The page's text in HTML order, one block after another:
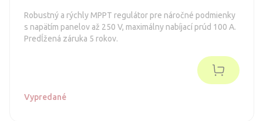
Robustný a rýchly MPPT regulátor pre náročné podmienky
s napätím panelov až 250 V, maximálny nabíjací prúd 100 A.
Predĺžená záruka 5 rokov.
Vypredané